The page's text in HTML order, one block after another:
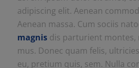
adipiscing elit. Aenean
Aenean massa. Cum sociis
magnisdis parturient montes,
mus. Donec quam felis,
eu, pretium quis, sem. Nulla